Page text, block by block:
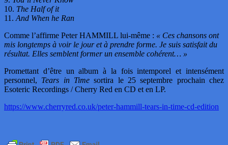
10. The Half of it
11.And When he Ran
Comme l’affirme Peter HAMMILL lui-même : « Ces chansons ont
mis longtemps à voir le jour et à prendre forme. Je suis satisfait du
résultat. Elles semblent former un ensemble cohérent… »
Promettant d’être un album à la fois intemporel et intensément
personnel, Tears in Time sortira le 25 septembre prochain chez
Esoteric Recordings / Cherry Red en CD et en LP.
https://www.cherryred.co.uk/peter-hammill-tears-in-time-cd-edition